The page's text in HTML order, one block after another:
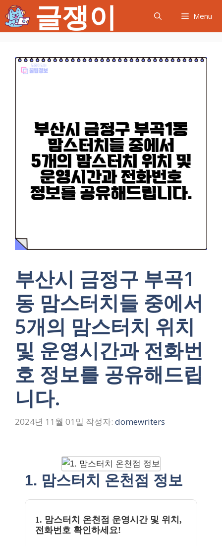
텐
츠
글쟁이 Menu
부산시 금정구 부곡1
동 맘스터치들 중에서
5개의 맘스터치 위치
및 운영시간과 전화번
호 정보를 공유해드립
니다.
2024년 11월 01일 작성자: domewriters
1. 맘스터치 온천점 정보
1. 맘스터치 온천점 운영시간 및 위치,
전화번호 확인하세요!